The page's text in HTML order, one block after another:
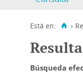
Está en: ›
Búsqueda